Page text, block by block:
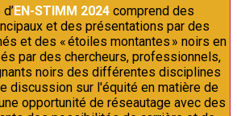
EN-STIMM 2024 comprend des
et des présentations par des
et des « étoiles montantes » noirs en
par des chercheurs, professionnels,
noirs des différentes disciplines
discussion sur l'équité en matière de
opportunité de réseautage avec des